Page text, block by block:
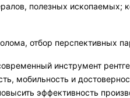
полезных ископаемых;
отбор перспективных
инструмент
мобильность и
эффективность